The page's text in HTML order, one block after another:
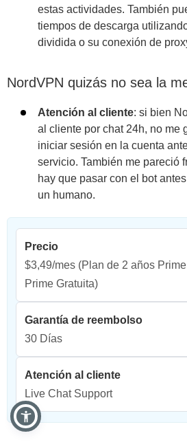
estas actividades. También
tiempos de descarga
dividida o su conexión de
NordVPN quizás no sea la
Atención al cliente: si bien
al cliente por chat 24h, no me
iniciar sesión en la cuenta
servicio. También me pareció
hay que pasar con el bot
un humano.
Precio
$3,49/mes (Plan de 2 años
Prime Gratuita)
Garantía de reembolso
30 Días
Atención al cliente
Live Chat Support